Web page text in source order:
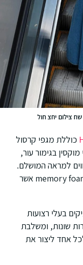
מגפי קרסול
בגימור עור,
למראה המושלם.
כלל הנעליים בקולקצייה בעלות סוליית memory foam אשר
בעלי רצועות
שונות, ומשלבת
אחד ליצור את